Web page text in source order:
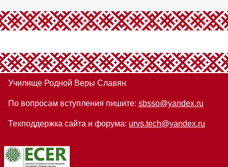
Училище Родной Веры Славян
По вопросам вступления пишите: sbsso@yandex.ru
Техподдержка сайта и форума: urvs.tech@yandex.ru